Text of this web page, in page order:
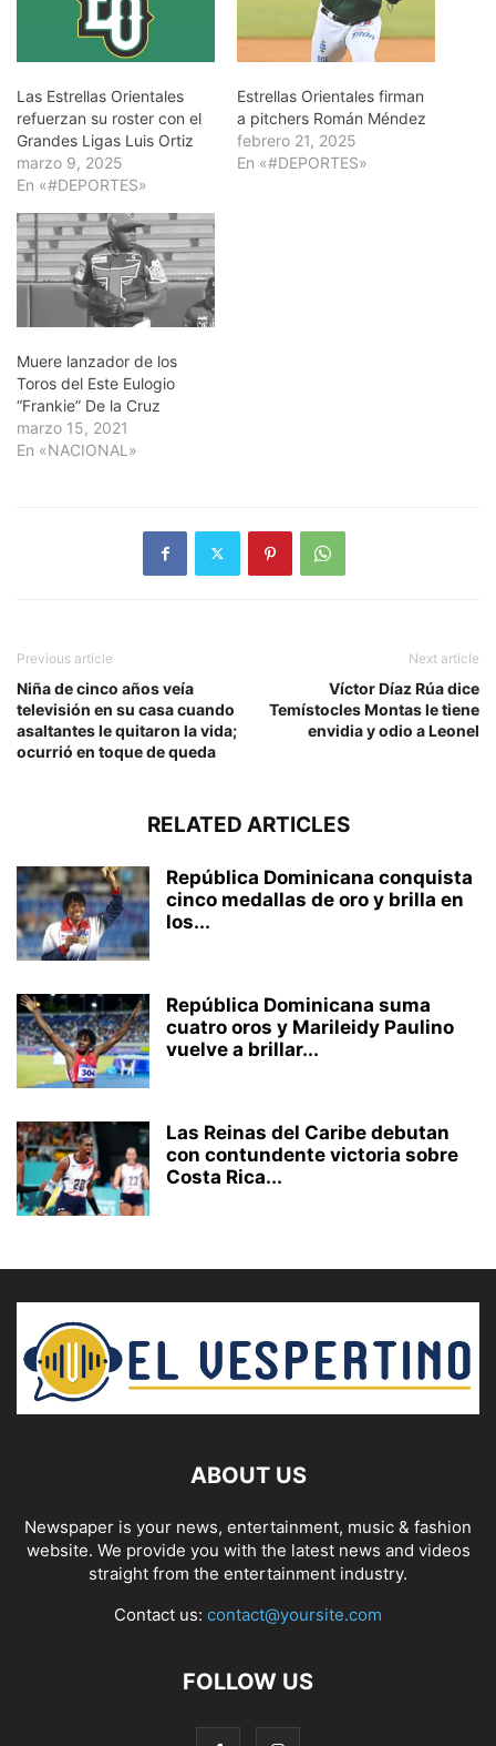
Las Estrellas Orientales
refuerzan su roster con el
Grandes Ligas Luis Ortiz
marzo 9, 2025
En «#DEPORTES»
Estrellas Orientales firman
a pitchers Román Méndez
febrero 21, 2025
En «#DEPORTES»
Muere lanzador de los
Toros del Este Eulogio
“Frankie” De la Cruz
marzo 15, 2021
En «NACIONAL»
Previous article
Niña de cinco años veía
televisión en su casa cuando
asaltantes le quitaron la vida;
ocurrió en toque de queda
Next article
Víctor Díaz Rúa dice
Temístocles Montas le tiene
envidia y odio a Leonel
RELATED ARTICLES
República Dominicana conquista
cinco medallas de oro y brilla en
los...
República Dominicana suma
cuatro oros y Marileidy Paulino
vuelve a brillar...
Las Reinas del Caribe debutan
con contundente victoria sobre
Costa Rica...
ABOUT US
Newspaper is your news, entertainment, music & fashion
website. We provide you with the latest news and videos
straight from the entertainment industry.
Contact us: contact@yoursite.com
FOLLOW US